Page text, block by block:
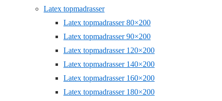
Latex topmadrasser
Latex topmadrasser 80×200
Latex topmadrasser 90×200
Latex topmadrasser 120×200
Latex topmadrasser 140×200
Latex topmadrasser 160×200
Latex topmadrasser 180×200